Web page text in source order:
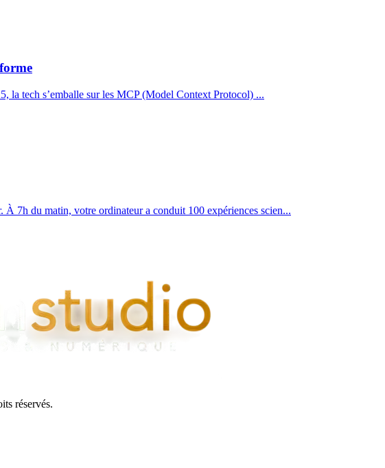
la tech s’emballe sur les MCP (Model Context Protocol) ...
7h du matin, votre ordinateur a conduit 100 expériences scien...
réservés.